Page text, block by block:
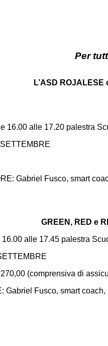
Per
L’ASD
16.00 alle 17.20 palestra
SETTEMBRE
Fusco, smart
GREEN, RED e
alle 17.45 palestra
(comprensiva di
Gabriel Fusco, smart